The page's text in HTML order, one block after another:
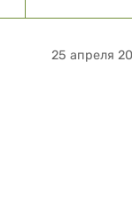
25 апреля